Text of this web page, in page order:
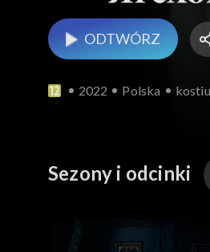
ODTWÓRZ
2022 Polska
Sezony i odcinki